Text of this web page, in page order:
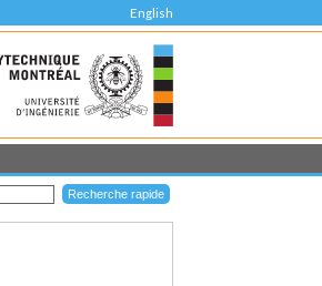
English